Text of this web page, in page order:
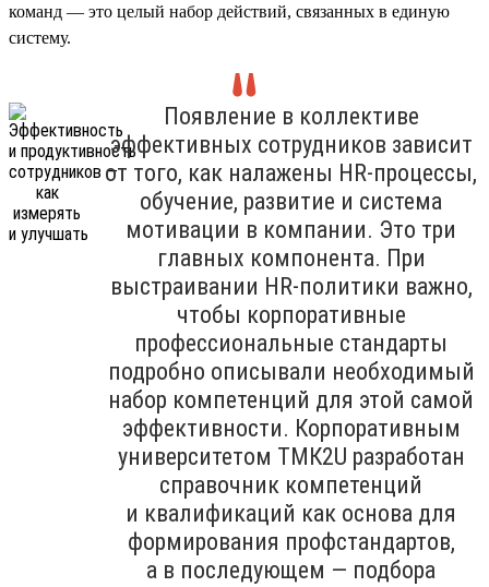
команд — это целый набор действий, связанных в единую
систему.
Появление в коллективе
эффективных сотрудников зависит
от того, как налажены HR-процессы,
обучение, развитие и система
мотивации в компании. Это три
главных компонента. При
выстраивании HR-политики важно,
чтобы корпоративные
профессиональные стандарты
подробно описывали необходимый
набор компетенций для этой самой
эффективности. Корпоративным
университетом ТМК2U разработан
справочник компетенций
и квалификаций как основа для
формирования профстандартов,
а в последующем — подбора